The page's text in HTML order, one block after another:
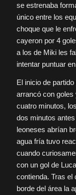
se estrenaba
único entre los
choque que le
cayeron por 4
a los de Miki les
intentar puntuar
El inicio de
arrancó con goles
cuatro minutos,
dos minutos
leoneses abrían
agua fría tuvo
cuando
con un gol de
contienda. Tras el
borde del área la